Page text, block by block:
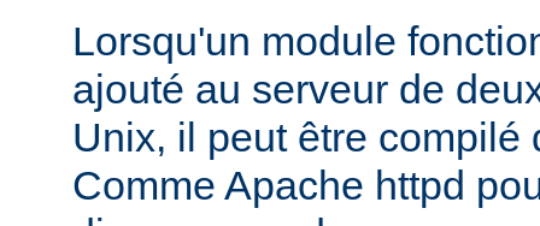
Lorsqu'un module
ajouté au serveur de
Unix, il peut être compilé
Comme Apache httpd